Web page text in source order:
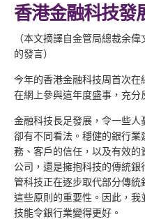
香港金融科技發
（本文摘譯自金管局總裁余
的發言）
今年的香港金融科技周首次
在網上參與這年度盛事，充分
金融科技長足發展，令一些
卻有不同看法。穩健的銀行
務、客戶的信任，以及有效
公司，還是擁抱科技的傳統
管科技正在逐步取代部分傳
這些原則的重要性。因此，
技能令銀行業變得更好。